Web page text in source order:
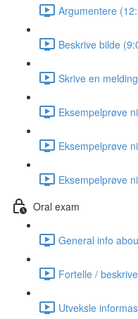
Argumentere
Beskrive bilde
Skrive en
Eksempelprøve
Eksempelprøve
Eksempelprøve
Oral exam
General info
Fortelle /
Utveksle